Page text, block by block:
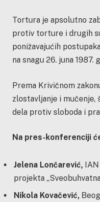
Tortura je apsolutno
protiv torture i drugih
ponižavajućih
na snagu 26. juna 1987.
Prema Krivičnom
zlostavljanje i mučenje,
dela protiv sloboda i
Na pres-konferenciji
Jelena Lončarević,
projekta
Nikola Kovačević,